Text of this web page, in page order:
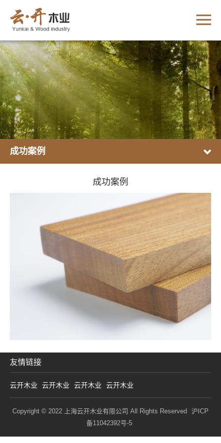
成功案例
成功案例
友情链接
云开木业 云开木业 云开木业 云开木业
Copyright © 2022 上海云开木业有限公司 All Rights Reserved 沪ICP
备11042392号-5